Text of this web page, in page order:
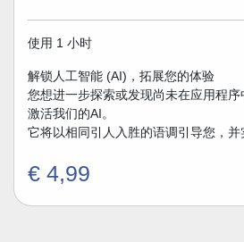
使用 1 小时
解锁人工智能 (AI)，拓展您的体验
您想进一步探索或发现尚未在应用程序
激活我们的AI。
它将以相同引人入胜的语调引导您，并
€ 4,99